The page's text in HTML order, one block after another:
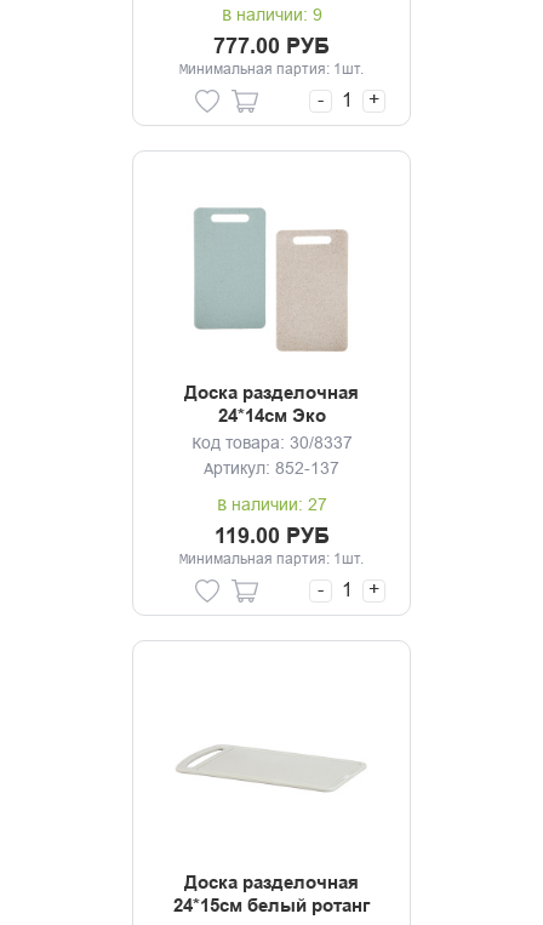
В наличии: 9
777.00 РУБ
Минимальная партия: 1шт.
- +
Доска разделочная
24*14см Эко
Код товара: 30/8337
Артикул: 852-137
В наличии: 27
119.00 РУБ
Минимальная партия: 1шт.
- +
Доска разделочная
24*15см белый ротанг